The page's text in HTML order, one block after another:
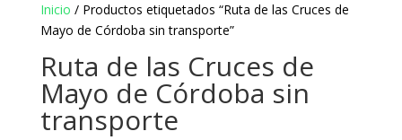
Inicio / Productos etiquetados “Ruta de las Cruces de
Mayo de Córdoba sin transporte”
Ruta de las Cruces de
Mayo de Córdoba sin
transporte